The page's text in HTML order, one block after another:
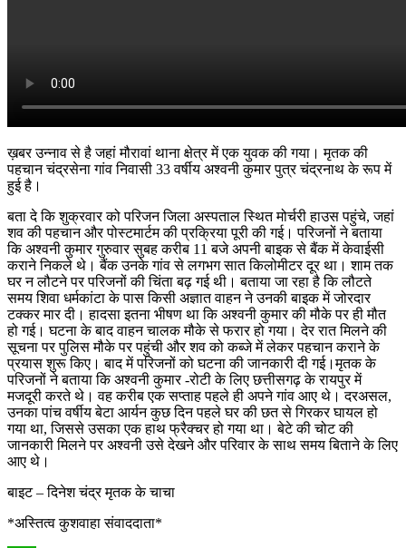
ख़बर उन्नाव से है जहां मौरावां थाना क्षेत्र में एक युवक की गया। मृतक की
पहचान चंद्रसेना गांव निवासी 33 वर्षीय अश्वनी कुमार पुत्र चंद्रनाथ के रूप में
हुई है।
बता दे कि शुक्रवार को परिजन जिला अस्पताल स्थित मोर्चरी हाउस पहुंचे, जहां
शव की पहचान और पोस्टमार्टम की प्रक्रिया पूरी की गई। परिजनों ने बताया
कि अश्वनी कुमार गुरुवार सुबह करीब 11 बजे अपनी बाइक से बैंक में केवाईसी
कराने निकले थे। बैंक उनके गांव से लगभग सात किलोमीटर दूर था। शाम तक
घर न लौटने पर परिजनों की चिंता बढ़ गई थी। बताया जा रहा है कि लौटते
समय शिवा धर्मकांटा के पास किसी अज्ञात वाहन ने उनकी बाइक में जोरदार
टक्कर मार दी। हादसा इतना भीषण था कि अश्वनी कुमार की मौके पर ही मौत
हो गई। घटना के बाद वाहन चालक मौके से फरार हो गया। देर रात मिलने की
सूचना पर पुलिस मौके पर पहुंची और शव को कब्जे में लेकर पहचान कराने के
प्रयास शुरू किए। बाद में परिजनों को घटना की जानकारी दी गई।मृतक के
परिजनों ने बताया कि अश्वनी कुमार -रोटी के लिए छत्तीसगढ़ के रायपुर में
मजदूरी करते थे। वह करीब एक सप्ताह पहले ही अपने गांव आए थे। दरअसल,
उनका पांच वर्षीय बेटा आर्यन कुछ दिन पहले घर की छत से गिरकर घायल हो
गया था, जिससे उसका एक हाथ फ्रैक्चर हो गया था। बेटे की चोट की
जानकारी मिलने पर अश्वनी उसे देखने और परिवार के साथ समय बिताने के लिए
आए थे।
बाइट – दिनेश चंद्र मृतक के चाचा
*अस्तित्व कुशवाहा संवाददाता*